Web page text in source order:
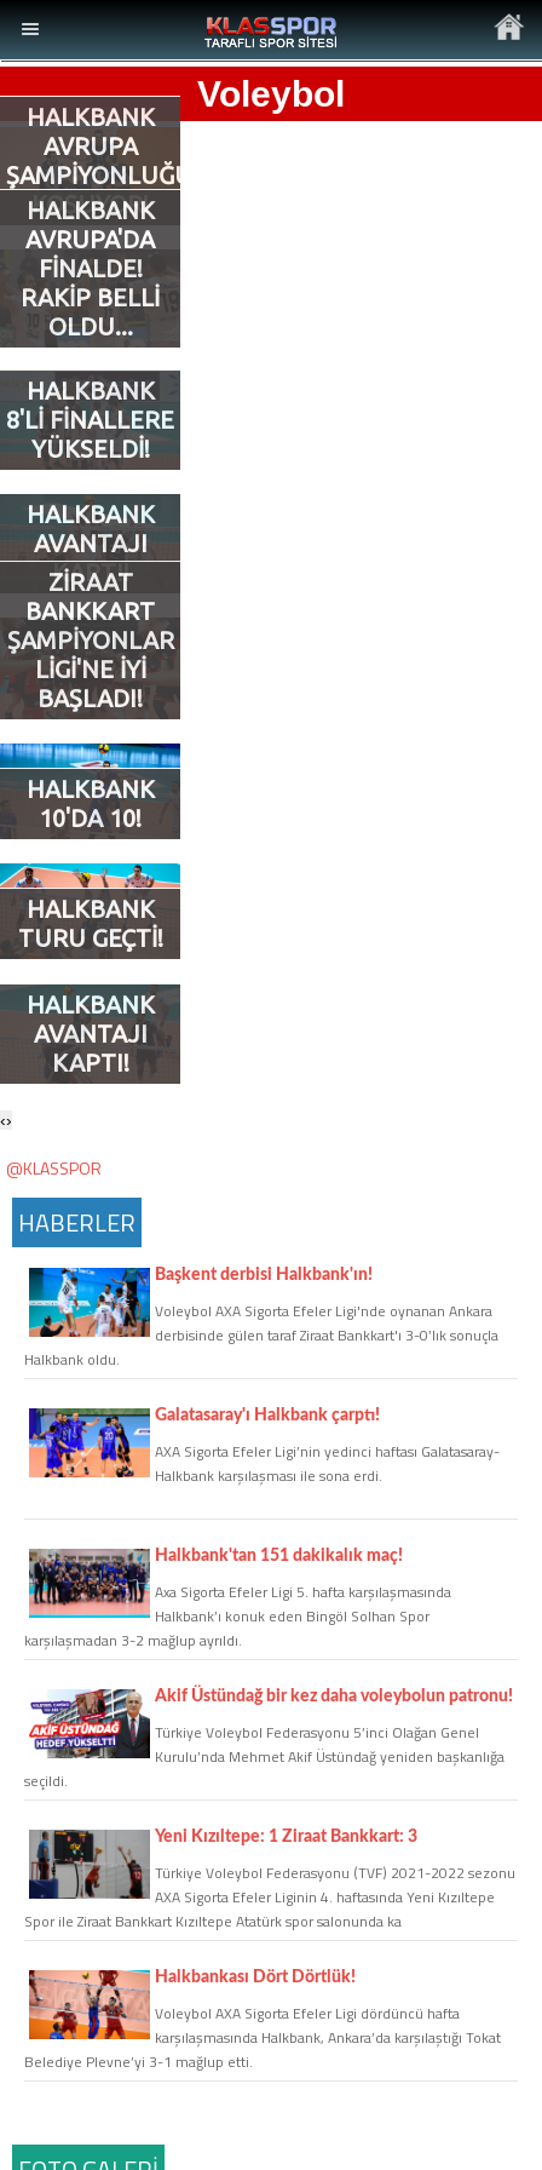
MENÜ
Ana Sayfa
Son Dakika Haberler
Foto Galeri
Video Galeri
Ankara Takımları
Futbol
Basketbol
Hentbol
Bisiklet
Diğer Sporlar
Sosyal Medya
Facebook
Google Plus
Instagram
Hakkımızda
Hakkımızda
Blog
İletişim
Web Sürüme Geç
COPYLEFT 2014. AGB Bilişim Teknolojileri
Voleybol
HALKBANK
AVRUPA
ŞAMPİYONLUĞUNA
KOŞUYOR!
HALKBANK
AVRUPA'DA
FİNALDE!
RAKİP BELLİ
OLDU...
HALKBANK
8'Lİ FİNALLERE
YÜKSELDİ!
HALKBANK
AVANTAJI
KAPTI!
ZİRAAT
BANKKART
ŞAMPİYONLAR
LİGİ'NE İYİ
BAŞLADI!
HALKBANK
10'DA 10!
HALKBANK
TURU GEÇTİ!
HALKBANK
AVANTAJI
KAPTI!
‹›
@KLASSPOR
HABERLER
Başkent derbisi Halkbank'ın!
Voleybol AXA Sigorta Efeler Ligi'nde oynanan Ankara
derbisinde gülen taraf Ziraat Bankkart'ı 3-0’lık sonuçla
Halkbank oldu.
Galatasaray'ı Halkbank çarptı!
AXA Sigorta Efeler Ligi’nin yedinci haftası Galatasaray-
Halkbank karşılaşması ile sona erdi.
Halkbank'tan 151 dakikalık maç!
Axa Sigorta Efeler Ligi 5. hafta karşılaşmasında
Halkbank’ı konuk eden Bingöl Solhan Spor
karşılaşmadan 3-2 mağlup ayrıldı.
Akif Üstündağ bir kez daha voleybolun patronu!
Türkiye Voleybol Federasyonu 5’inci Olağan Genel
Kurulu’nda Mehmet Akif Üstündağ yeniden başkanlığa
seçildi.
Yeni Kızıltepe: 1 Ziraat Bankkart: 3
Türkiye Voleybol Federasyonu (TVF) 2021-2022 sezonu
AXA Sigorta Efeler Liginin 4. haftasında Yeni Kızıltepe
Spor ile Ziraat Bankkart Kızıltepe Atatürk spor salonunda ka
Halkbankası Dört Dörtlük!
Voleybol AXA Sigorta Efeler Ligi dördüncü hafta
karşılaşmasında Halkbank, Ankara’da karşılaştığı Tokat
Belediye Plevne’yi 3-1 mağlup etti.